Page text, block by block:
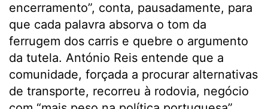
encerramento”, conta, pausadamente, para
que cada palavra absorva o tom da
ferrugem dos carris e quebre o argumento
da tutela. António Reis entende que a
comunidade, forçada a procurar alternativas
de transporte, recorreu à rodovia, negócio